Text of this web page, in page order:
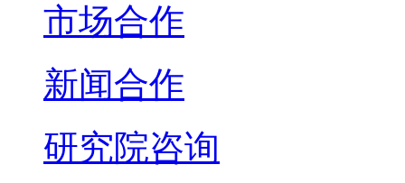
市场合作
新闻合作
研究院咨询